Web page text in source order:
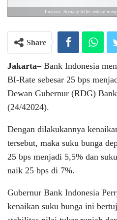
Ilustrasi: Seorang teller sedang
Share
Jakarta– Bank Indonesia
BI-Rate sebesar 25 bps
Dewan Gubernur (RDG)
(24/42024).
Dengan dilakukannya
tersebut, maka suku bunga
25 bps menjadi 5,5% dan
naik 25 bps di 7%.
Gubernur Bank Indonesia
kenaikan suku bunga ini